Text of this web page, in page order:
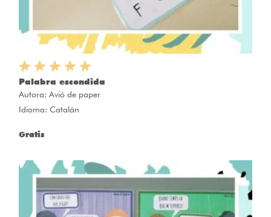
Palabra escondida
Autora: Avió de paper
Idioma: Catalán
Gratis